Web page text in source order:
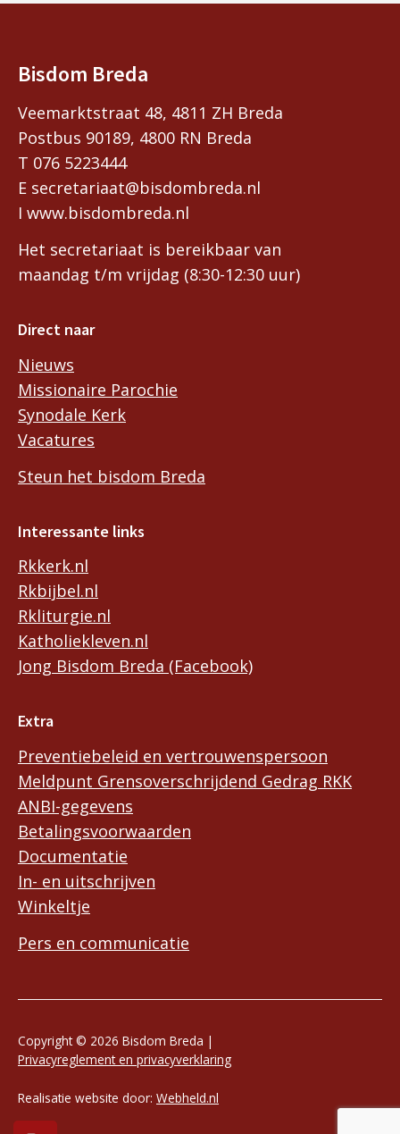
Bisdom Breda
Veemarktstraat 48, 4811 ZH Breda
Postbus 90189, 4800 RN Breda
T 076 5223444
E secretariaat@bisdombreda.nl
I www.bisdombreda.nl
Het secretariaat is bereikbaar van
maandag t/m vrijdag (8:30-12:30 uur)
Direct naar
Nieuws
Missionaire Parochie
Synodale Kerk
Vacatures
Steun het bisdom Breda
Interessante links
Rkkerk.nl
Rkbijbel.nl
Rkliturgie.nl
Katholiekleven.nl
Jong Bisdom Breda (Facebook)
Extra
Preventiebeleid en vertrouwenspersoon
Meldpunt Grensoverschrijdend Gedrag RKK
ANBI-gegevens
Betalingsvoorwaarden
Documentatie
In- en uitschrijven
Winkeltje
Pers en communicatie
Copyright © 2026 Bisdom Breda |
Privacyreglement en privacyverklaring
Realisatie website door: Webheld.nl